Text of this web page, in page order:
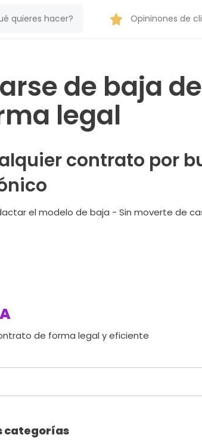
Opininones de
de baja de
legal
contrato por
el modelo de baja - Sin moverte de
de forma legal y eficiente
categorías